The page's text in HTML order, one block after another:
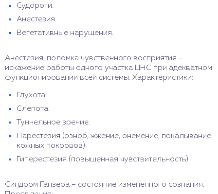
Судороги.
Анестезия.
Вегетативные нарушения.
Анестезия, поломка чувственного восприятия –
искажение работы одного участка ЦНС при адекватном
функционировании всей системы. Характеристики:
Глухота.
Слепота.
Туннельное зрение.
Парестезия (озноб, жжение, онемение, покалывание
кожных покровов).
Гиперестезия (повышенная чувствительность).
Синдром Ганзера – состояние измененного сознания.